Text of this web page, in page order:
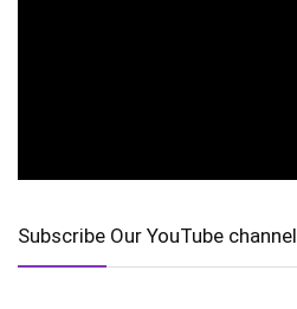
Subscribe Our YouTube channel